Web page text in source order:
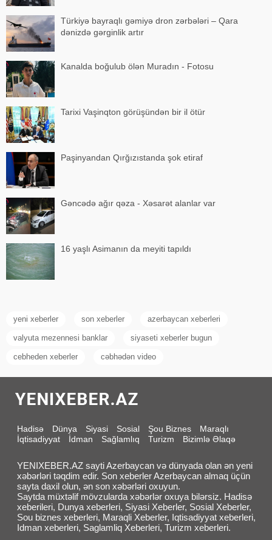
Türkiyə bayraqlı gəmiyə dron zərbələri – Qara
dənizdə gərginlik artır
Kanalda boğulub ölən Muradın - Fotosu
Tarixi Vaşinqton görüşündən bir il ötür
Paşinyandan Qırğızıstanda şok etiraf
Gəncədə ağır qəza - Xəsarət alanlar var
16 yaşlı Asimanın da meyiti tapıldı
yeni xeberler son xeberler azerbaycan xeberleri
valyuta mezennesi banklar siyaseti xeberler bugun
cebheden xeberler cəbhədən video
Hadisə Dünya Siyasi Sosial Şou Biznes
Maraqlı
İqtisadiyyat
İdman Sağlamlıq Turizm Bizimlə Əlaqə
YENIXEBER.AZ sayti Azerbaycan və dünyada olan ən yeni
xəbərləri təqdim edir. Son xeberler Azerbaycan almaq üçün
sayta daxil olun, ən son xəbərləri oxuyun.
Saytda müxtəlif mövzularda xəbərlər oxuya bilərsiz. Hadisə
xeberileri, Dunya xeberleri, Siyasi Xeberler, Sosial Xeberler,
Sou biznes xeberleri, Maraqli Xeberler, Iqtisadiyyat xeberleri,
Idman xeberleri, Saglamliq Xeberleri, Turizm xeberleri.